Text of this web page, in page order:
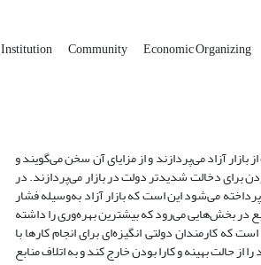
Institution Community Economic Organizing
آزاد می‌پردازند و از مزایای آن سخن می‌گویند و
برای دخالت شدیدتر دولت در بازار می‌پردازند. در
می‌شود این است که بازار آزاد به‌وسیله فشار
در بخش‌هایی می‌رود که بیشترین بهره‌وری را داشته
کارمندان دولتی انگیزه‌ای برای انجام کارها با
حالت بهینه و کارا بودن خارج کند و به اتلاف منابع